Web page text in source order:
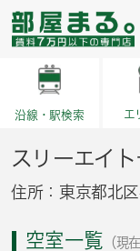
沿線・駅検索 エ
スリーエイ
住所：東京都北
空室一覧 （現